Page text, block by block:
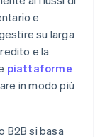
e
su larga
e la
piattaforme
in modo più
B2B si basa